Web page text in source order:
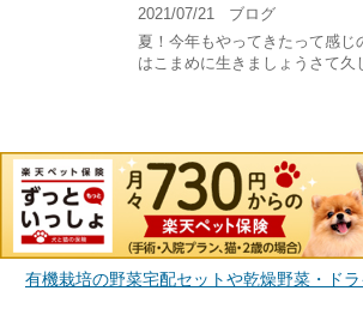
2021/07/21
ブログ
夏！今年もやってきたって感
はこまめに生きましょうさて久
有機栽培の野菜宅配セットや乾燥野菜・ド